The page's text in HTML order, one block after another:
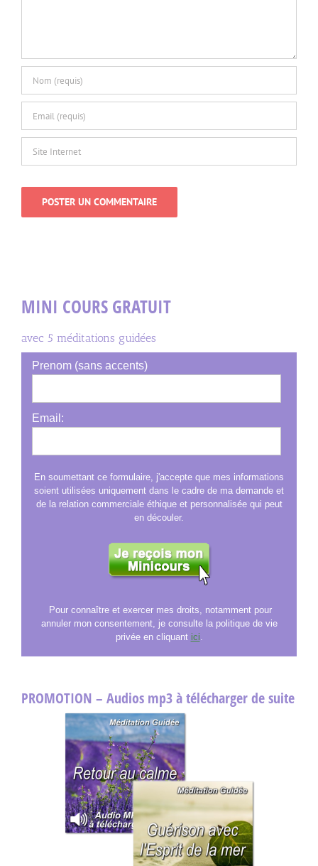
MINI COURS GRATUIT
avec 5 méditations guidées
Prenom (sans accents)
Email:
En soumettant ce formulaire, j'accepte que mes informations
soient utilisées uniquement dans le cadre de ma demande et
de la relation commerciale éthique et personnalisée qui peut
en découler.
Pour connaître et exercer mes droits, notamment pour
annuler mon consentement, je consulte la politique de vie
privée en cliquantici.
PROMOTION – Audios mp3 à télécharger de suite